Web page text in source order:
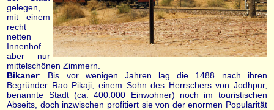
gelegen,
mit einem
recht
netten
Innenhof
aber nur
mittelschönen Zimmern.
Bikaner: Bis vor wenigen Jahren lag die 1488 nach ihren
Begründer Rao Pikaji, einem Sohn des Herrschers von Jodhpur,
benannte Stadt (ca. 400.000 Einwohner) noch im touristischen
Abseits, doch inzwischen profitiert sie von der enormen Popularität